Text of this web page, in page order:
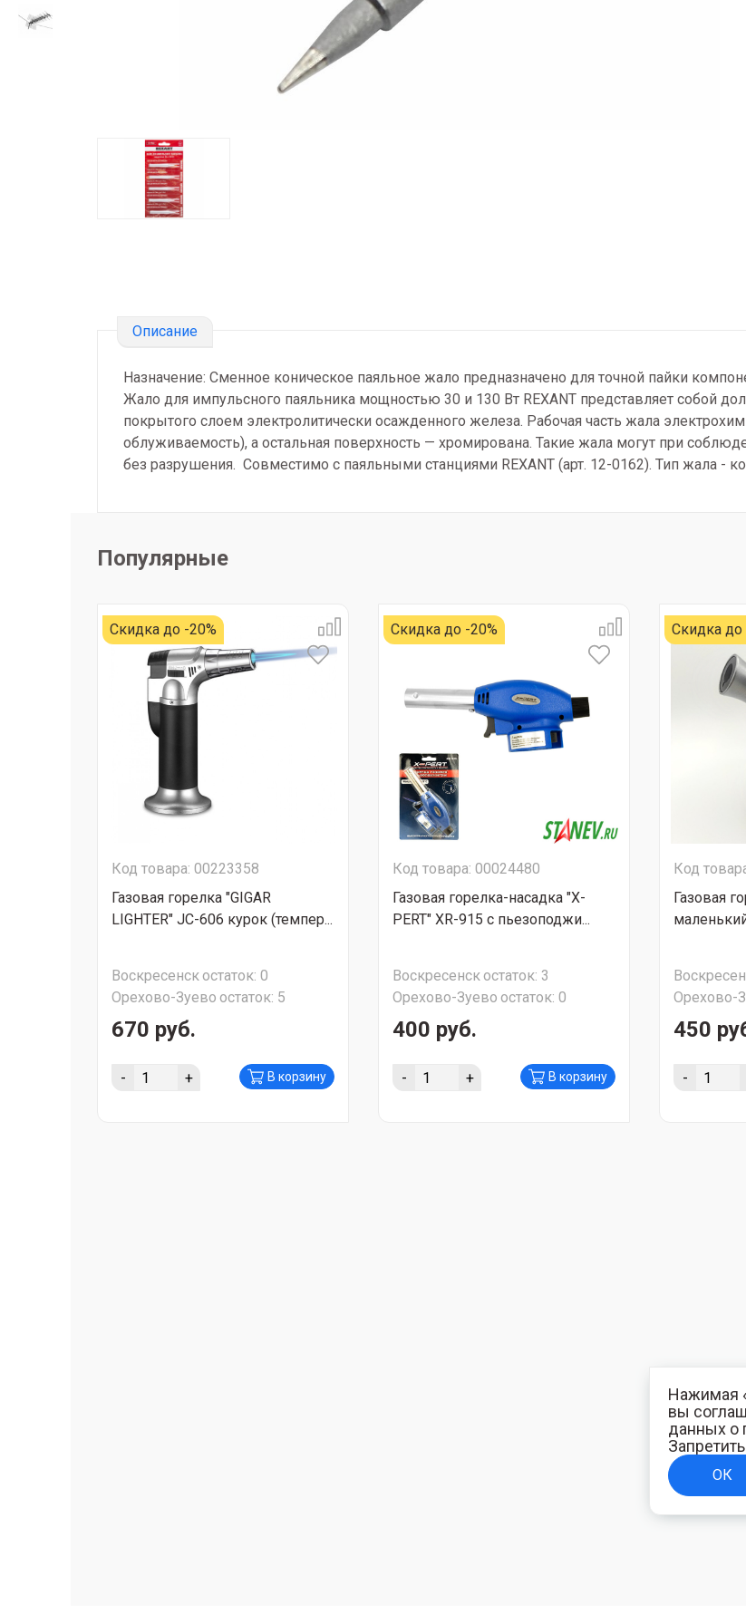
Описание
Назначение: Сменное коническое паяльное жало предназначено для точной пайки
Жало для импульсного паяльника мощностью 30 и 130 Вт REXANT представляет собой
покрытого слоем электролитически осажденного железа. Рабочая часть жала
облуживаемость), а остальная поверхность — хромирована. Такие жала могут при
без разрушения. Совместимо с паяльными станциями REXANT (арт. 12-0162). Тип жала -
Популярные
Скидка до -20%
Код товара: 00223358
Газовая горелка "GIGAR
LIGHTER" JC-606 курок (темпер...
Воскресенскостаток: 0
Орехово-Зуево остаток: 5
670 руб.
- + В корзину
Скидка до -20%
Код товара: 00024480
Газовая горелка-насадка "X-
PERT" XR-915 c пьезоподжи...
Воскресенскостаток: 3
Орехово-Зуево остаток: 0
400 руб.
- + В корзину
Скидка до
Код
Газовая
Орехово-
450
-
Нажимая
вы
данных о
ОК